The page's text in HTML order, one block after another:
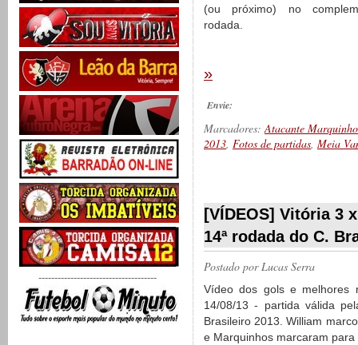
-------------------------------------
(ou próximo) no
rodada.
»
Envie:
Marcadores:Atacante
2013, Fotos de partidas, Meia
[VÍDEOS] Vitória 3
14ª rodada do C.
Postado porLucas Serra
Vídeo dos gols e melhores
14/08/13 - partida válida
Brasileiro 2013. William
e Marquinhos marcaram para